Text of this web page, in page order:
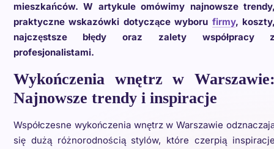
mieszkańców. W artykule omówimy najnowsze
praktyczne wskazówki dotyczące wyboru firmy,
najczęstsze błędy oraz zalety współpracy
profesjonalistami.
Wykończenia wnętrz w
Najnowsze trendy i inspiracje
Współczesne wykończenia wnętrz w Warszawie
się dużą różnorodnością stylów, które czerpią